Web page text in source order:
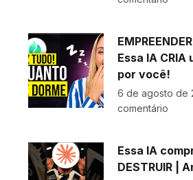
Essa IA CRIA
por você!
6 de agosto de
comentário
Essa IA
DESTRUIR |